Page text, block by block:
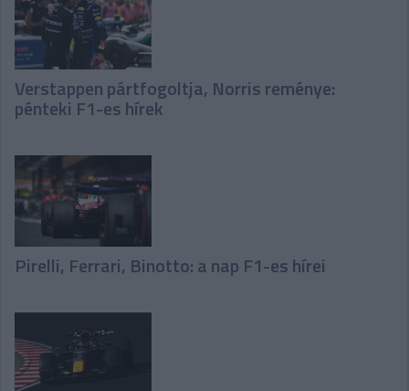
Verstappen pártfogoltja, Norris reménye:
pénteki F1-es hírek
Pirelli, Ferrari, Binotto: a nap F1-es hírei